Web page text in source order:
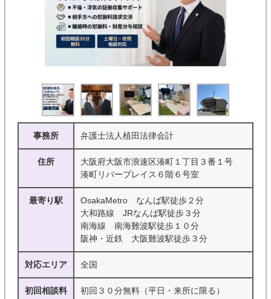
事務所 弁護士法人植田法律会計
住所
大阪府大阪市浪速区湊町１丁目３番１号
湊町リバープレイス６階６号室
最寄り駅
OsakaMetro なんば駅徒歩２分
大和路線 JRなんば駅徒歩３分
南海線 南海難波駅徒歩１０分
阪神・近鉄 大阪難波駅徒歩３分
対応エリア 全国
初回相談料 初回３０分無料（平日・来所に限る）